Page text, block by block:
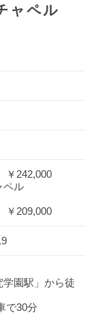
ャペル
242,000
ペル
209,000
園駅」から徒
で30分